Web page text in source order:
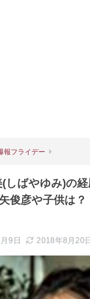
報フライデー
(しばやゆみ)の
俊彦や子供は？
9日 2018年8月20日